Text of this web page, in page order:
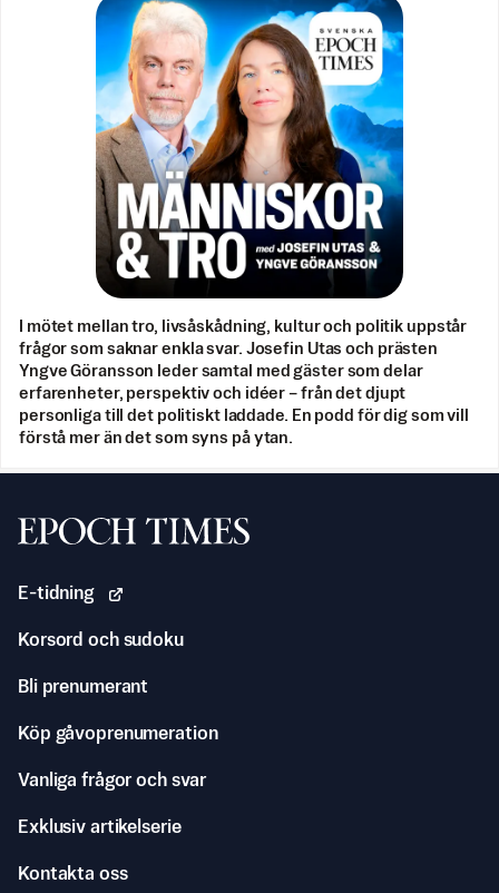
I mötet mellan tro, livsåskådning, kultur och politik uppstår
frågor som saknar enkla svar. Josefin Utas och prästen
Yngve Göransson leder samtal med gäster som delar
erfarenheter, perspektiv och idéer – från det djupt
personliga till det politiskt laddade. En podd för dig som vill
förstå mer än det som syns på ytan.
Svenska Epoch Times
E-tidning
Korsord och sudoku
Bli prenumerant
Köp gåvoprenumeration
Vanliga frågor och svar
Exklusiv artikelserie
Kontakta oss